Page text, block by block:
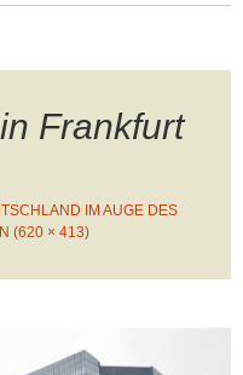
Frankfurt
IM AUGE DES
(620 × 413)